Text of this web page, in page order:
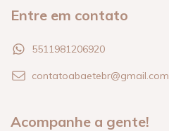
Entre em contato
5511981206920
contatoabaetebr@gmail.com
Acompanhe a gente!